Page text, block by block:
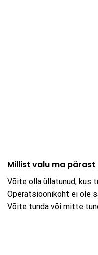
Millist valu ma
Võite olla üllatunud, kus
Operatsioonikoht ei ole
Võite tunda või mitte